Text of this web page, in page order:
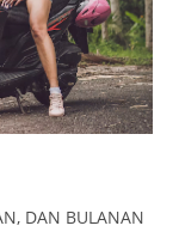
DAN BULANAN